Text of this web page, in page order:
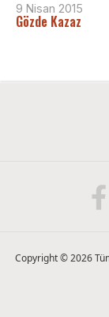
9 Nisan 2015
Gözde Kazaz
Copyright © 2026